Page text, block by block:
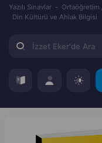
Yazılı Sınavlar Ortaöğretim
Din Kültürü ve Ahlak Bilgisi